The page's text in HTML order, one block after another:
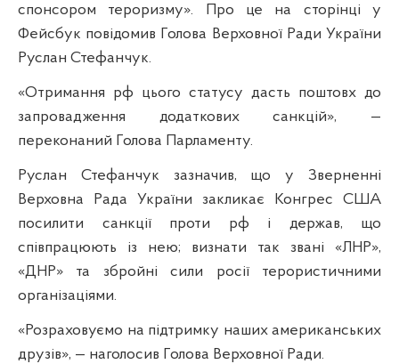
спонсором тероризму». Про це на сторінці у
Фейсбук повідомив Голова Верховної Ради України
Руслан Стефанчук.
«Отримання рф цього статусу дасть поштовх до
запровадження додаткових санкцій», —
переконаний Голова Парламенту.
Руслан Стефанчук зазначив, що у Зверненні
Верховна Рада України закликає Конгрес США
посилити санкції проти рф і держав, що
співпрацюють із нею; визнати так звані «ЛНР»,
«ДНР» та збройні сили росії терористичними
організаціями.
«Розраховуємо на підтримку наших американських
друзів», — наголосив Голова Верховної Ради.